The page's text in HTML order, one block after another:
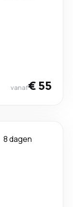
vanaf€ 55
8 dagen